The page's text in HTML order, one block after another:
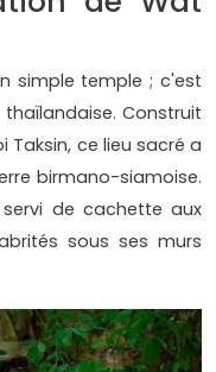
simple temple ; c'est
Construit
Taksin, ce lieu sacré a
birmano-siamoise.
de cachette aux
sous ses murs